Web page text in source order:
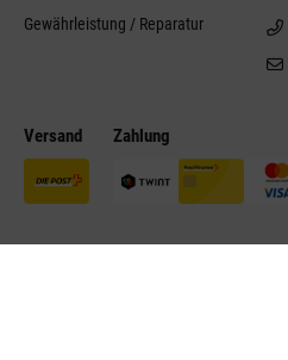
Versand Zahlung
Gewährleistung / Reparatur